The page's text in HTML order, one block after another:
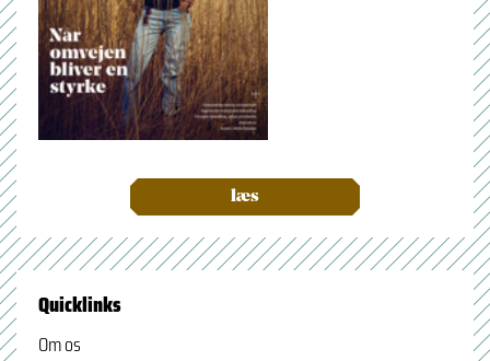
læs
Quicklinks
Om os